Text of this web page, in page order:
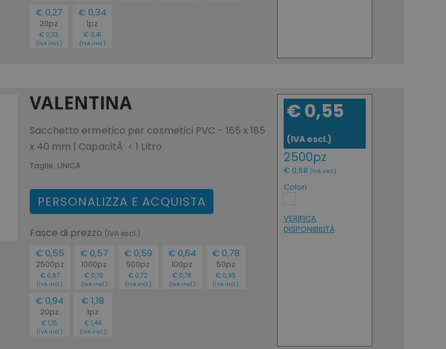
€ 0,27
20pz
€ 0,33
(IVA incl.)
€ 0,34
1pz
€ 0,41
(IVA incl.)
VALENTINA
Sacchetto ermetico per cosmetici PVC - 165 x 185
x 40 mm | CapacitÃ < 1 Litro
Taglie: UNICA
PERSONALIZZA E ACQUISTA
Fasce di prezzo (IVA escl.)
€ 0,55
2500pz
€ 0,67
(IVA incl.)
€ 0,57
1000pz
€ 0,70
(IVA incl.)
€ 0,59
500pz
€ 0,72
(IVA incl.)
€ 0,64
100pz
€ 0,78
(IVA incl.)
€ 0,78
50pz
€ 0,95
(IVA incl.)
€ 0,94
20pz
€ 1,15
(IVA incl.)
€ 1,18
1pz
€ 1,44
(IVA incl.)
€ 0,55
(IVA escl.)
2500pz
€ 0,68 (IVA incl.)
Colori
VERIFICA
DISPONIBILITÁ